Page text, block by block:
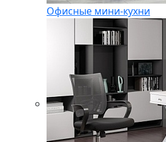
Офисные мини-кухни